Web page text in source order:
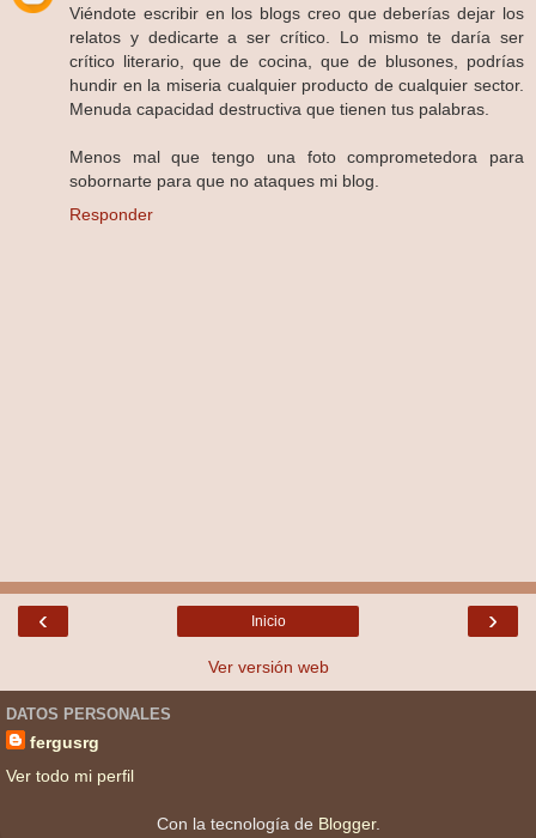
Viéndote escribir en los blogs creo que deberías dejar los
relatos y dedicarte a ser crítico. Lo mismo te daría ser
crítico literario, que de cocina, que de blusones, podrías
hundir en la miseria cualquier producto de cualquier sector.
Menuda capacidad destructiva que tienen tus palabras.
Menos mal que tengo una foto comprometedora para
sobornarte para que no ataques mi blog.
Responder
‹ ›
Inicio
Ver versión web
DATOS PERSONALES
fergusrg
Ver todo mi perfil
Con la tecnología de Blogger.